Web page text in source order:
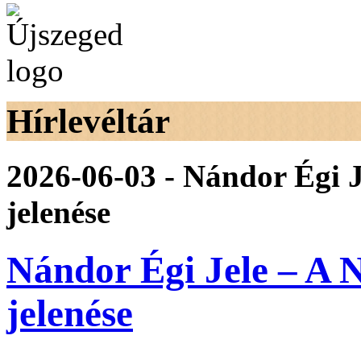
Hírlevéltár
2026-06-03 - Nándor Égi
jelenése
Nándor Égi Jele – A
jelenése